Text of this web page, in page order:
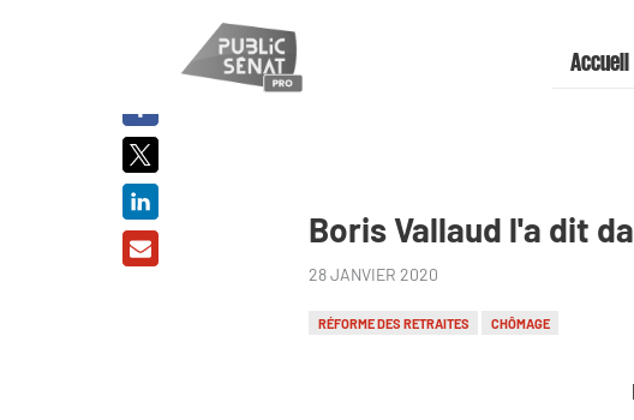
Accueil
Boris Vallaud l'a dit
28 JANVIER 2020
RÉFORME DES RETRAITES CHÔMAGE